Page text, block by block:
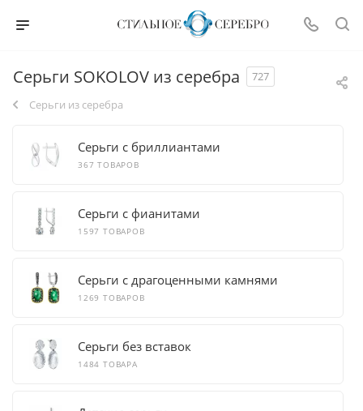
Серьги SOKOLOV из серебра
727
Серьги из серебра
Серьги с бриллиантами
367 ТОВАРОВ
Серьги с фианитами
1597 ТОВАРОВ
Серьги с драгоценными камнями
1269 ТОВАРОВ
Серьги без вставок
1484 ТОВАРА